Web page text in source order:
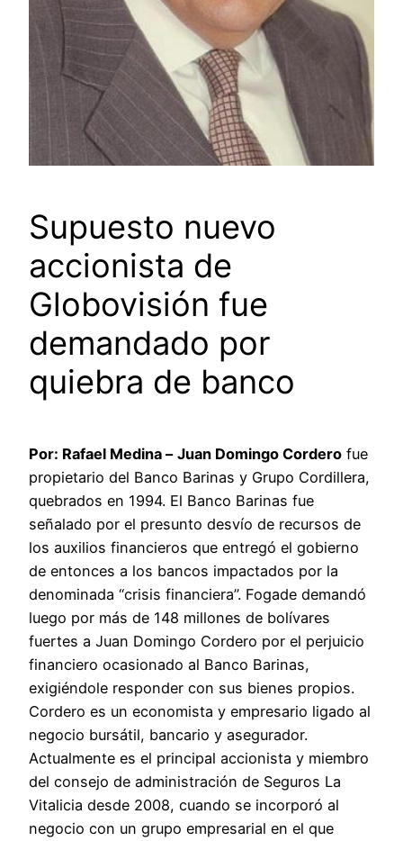
Supuesto nuevo
accionista de
Globovisión fue
demandado por
quiebra de banco
Por: Rafael Medina – Juan Domingo Cordero fue
propietario del Banco Barinas y Grupo Cordillera,
quebrados en 1994. El Banco Barinas fue
señalado por el presunto desvío de recursos de
los auxilios financieros que entregó el gobierno
de entonces a los bancos impactados por la
denominada “crisis financiera”. Fogade demandó
luego por más de 148 millones de bolívares
fuertes a Juan Domingo Cordero por el perjuicio
financiero ocasionado al Banco Barinas,
exigiéndole responder con sus bienes propios.
Cordero es un economista y empresario ligado al
negocio bursátil, bancario y asegurador.
Actualmente es el principal accionista y miembro
del consejo de administración de Seguros La
Vitalicia desde 2008, cuando se incorporó al
negocio con un grupo empresarial en el que